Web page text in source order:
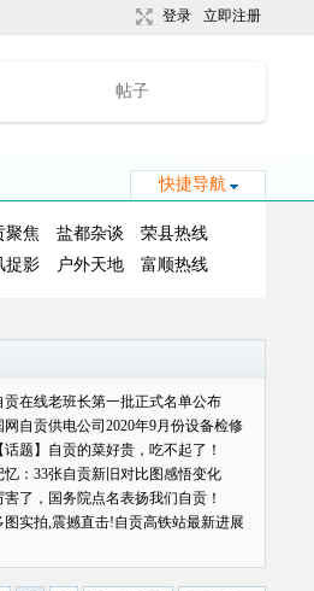
登录 立即注册
帖子
快捷导航
聚焦 盐都杂谈
荣县热线
捉影
户外天地 富顺热线
贡在线老班长第一批正式名单公布
网自贡供电公司2020年9月份设备检修
外话题】自贡的菜好贵，吃不起了！
忆：33张自贡新旧对比图感悟变化
害了，国务院点名表扬我们自贡！
图实拍,震撼直击!自贡高铁站最新进展